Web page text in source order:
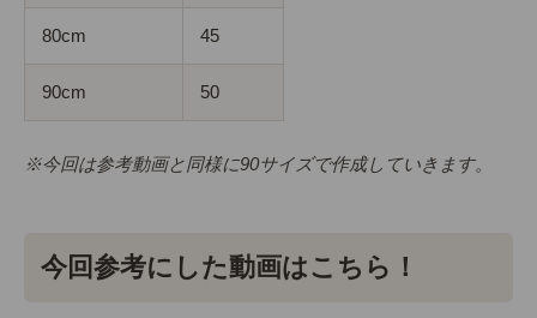
80cm 45
90cm 50
※今回は参考動画と同様に90サイズで作成していきます。
今回参考にした動画はこちら！